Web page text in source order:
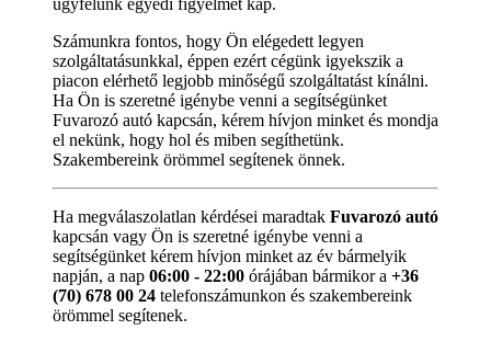
Számunkra fontos, hogy Ön elégedett legyen
szolgáltatásunkkal, éppen ezért cégünk igyekszik a
piacon elérhető legjobb minőségű szolgáltatást kínálni.
Ha Ön is szeretné igénybe venni a segítségünket
Fuvarozó autó kapcsán, kérem hívjon minket és mondja
el nekünk, hogy hol és miben segíthetünk.
Szakembereink örömmel segítenek önnek.
Ha megválaszolatlan kérdései maradtak Fuvarozó autó
kapcsán vagy Ön is szeretné igénybe venni a
segítségünket kérem hívjon minket az év bármelyik
napján, a nap 06:00 - 22:00 órájában bármikor a +36
(70) 678 00 24 telefonszámunkon és szakembereink
örömmel segítenek.